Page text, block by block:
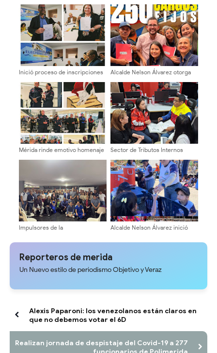
Inició proceso de inscripciones
ULA
Alcalde Nelson Álvarez otorga
la municipalidad
Mérida rinde emotivo homenaje
en La Guaira
Sector de Tributos Internos
Directa y Asesoría a
Contribuyentes
Impulsores de la
activan estructura electoral en
Alcalde Nelson Álvarez inició
niños y niñas
Reporteros de merida
Un Nuevo estilo de periodismo Objetivo y Veraz
Alexis Paparoni: los venezolanos están claros en
que no debemos votar el 6D
Realizan jornada de despistaje del Covid-19 a 277